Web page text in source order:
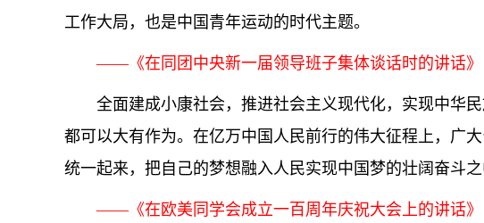
工作大局，也是中国青年运动的时代主题。
——《在同团中央新一届领导班子集体谈话时的讲话》
全面建成小康社会，推进社会主义现代化，实现中华
都可以大有作为。在亿万中国人民前行的伟大征程上，广
统一起来，把自己的梦想融入人民实现中国梦的壮阔奋斗
——《在欧美同学会成立一百周年庆祝大会上的讲话》